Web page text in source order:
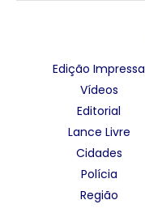
Edição Impressa
Vídeos
Editorial
Lance Livre
Cidades
Polícia
Região